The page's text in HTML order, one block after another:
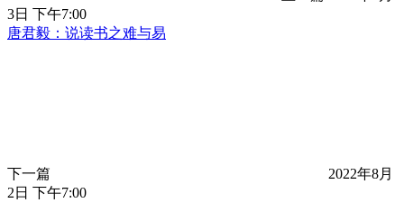
3日 下午7:00
唐君毅：说读书之难与易
下一篇
2022年8月
2日 下午7:00